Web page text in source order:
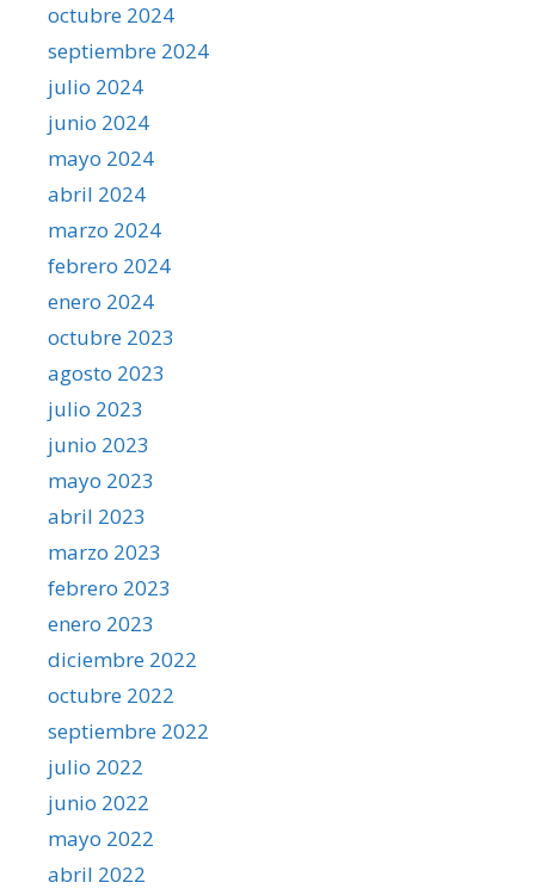
octubre 2024
septiembre 2024
julio 2024
junio 2024
mayo 2024
abril 2024
marzo 2024
febrero 2024
enero 2024
octubre 2023
agosto 2023
julio 2023
junio 2023
mayo 2023
abril 2023
marzo 2023
febrero 2023
enero 2023
diciembre 2022
octubre 2022
septiembre 2022
julio 2022
junio 2022
mayo 2022
abril 2022